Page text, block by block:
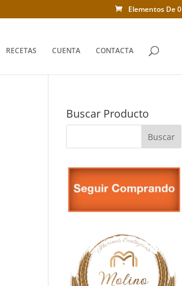
Elementos De 0
RECETAS CUENTA CONTACTA
Buscar Producto